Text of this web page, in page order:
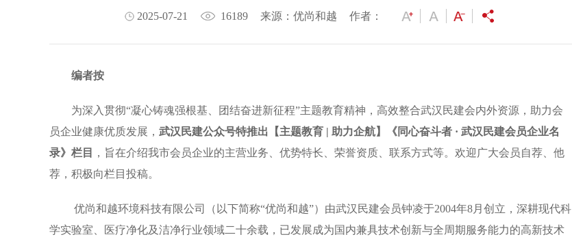
专委会建设
2025-07-21 16189 来源：优尚和越 作者：
编者按
为深入贯彻“凝心铸魂强根基、团结奋进新征程”主题教育精神，高效整合武汉民建会内外资源，助力会
员企业健康优质发展， 武汉民建公众号特推出【主题教育 | 助力企航】《同心奋斗者 · 武汉民建会员企业名
录》栏目
，旨在介绍我市会员企业的主营业务、优势特长、荣誉资质、联系方式等。欢迎广大会员自荐、他
荐，积极向栏目投稿。
优尚和越环境科技有限公司（以下简称“优尚和越”）由武汉民建会员钟凌于2004年8月创立，深耕现代科
学实验室、医疗净化及洁净行业领域二十余载，已发展成为国内兼具技术创新与全周期服务能力的高新技术